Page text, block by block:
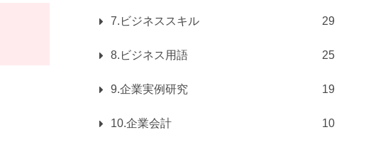
7.ビジネススキル 29
8.ビジネス用語 25
9.企業実例研究 19
10.企業会計 10